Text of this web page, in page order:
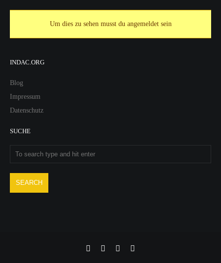
Um dies zu sehen musst du angemeldet sein
INDAC.ORG
Blog
Impressum
Datenschutz
SUCHE